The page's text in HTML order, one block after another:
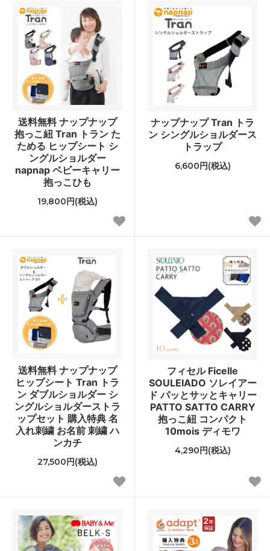
送料無料 ナップナップ
抱っこ紐 Tran トラン た
ためる ヒップシート シ
ングルショルダー
napnap ベビーキャリー
抱っこひも
19,800円(税込)
ナップナップ Tran トラ
ン シングルショルダース
トラップ
6,600円(税込)
送料無料 ナップナップ
ヒップシート Tran トラ
ン ダブルショルダー シ
ングルショルダーストラ
ップセット 購入特典 名
入れ刺繍 お名前 刺繍 ハ
ンカチ
27,500円(税込)
フィセル Ficelle
SOULEIADO ソレイアー
ド パッとサッとキャリー
PATTO SATTO CARRY
抱っこ紐 コンパクト
10mois ディモワ
4,290円(税込)